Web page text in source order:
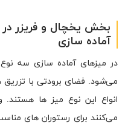
بخش یخچال و فریزر
آماده سازی
در میزهای آماده سازی سه
می‌شود. فضای برودتی با تزریق
انواع این نوع میز ها هستند.
می‌کنند برای رستوران های